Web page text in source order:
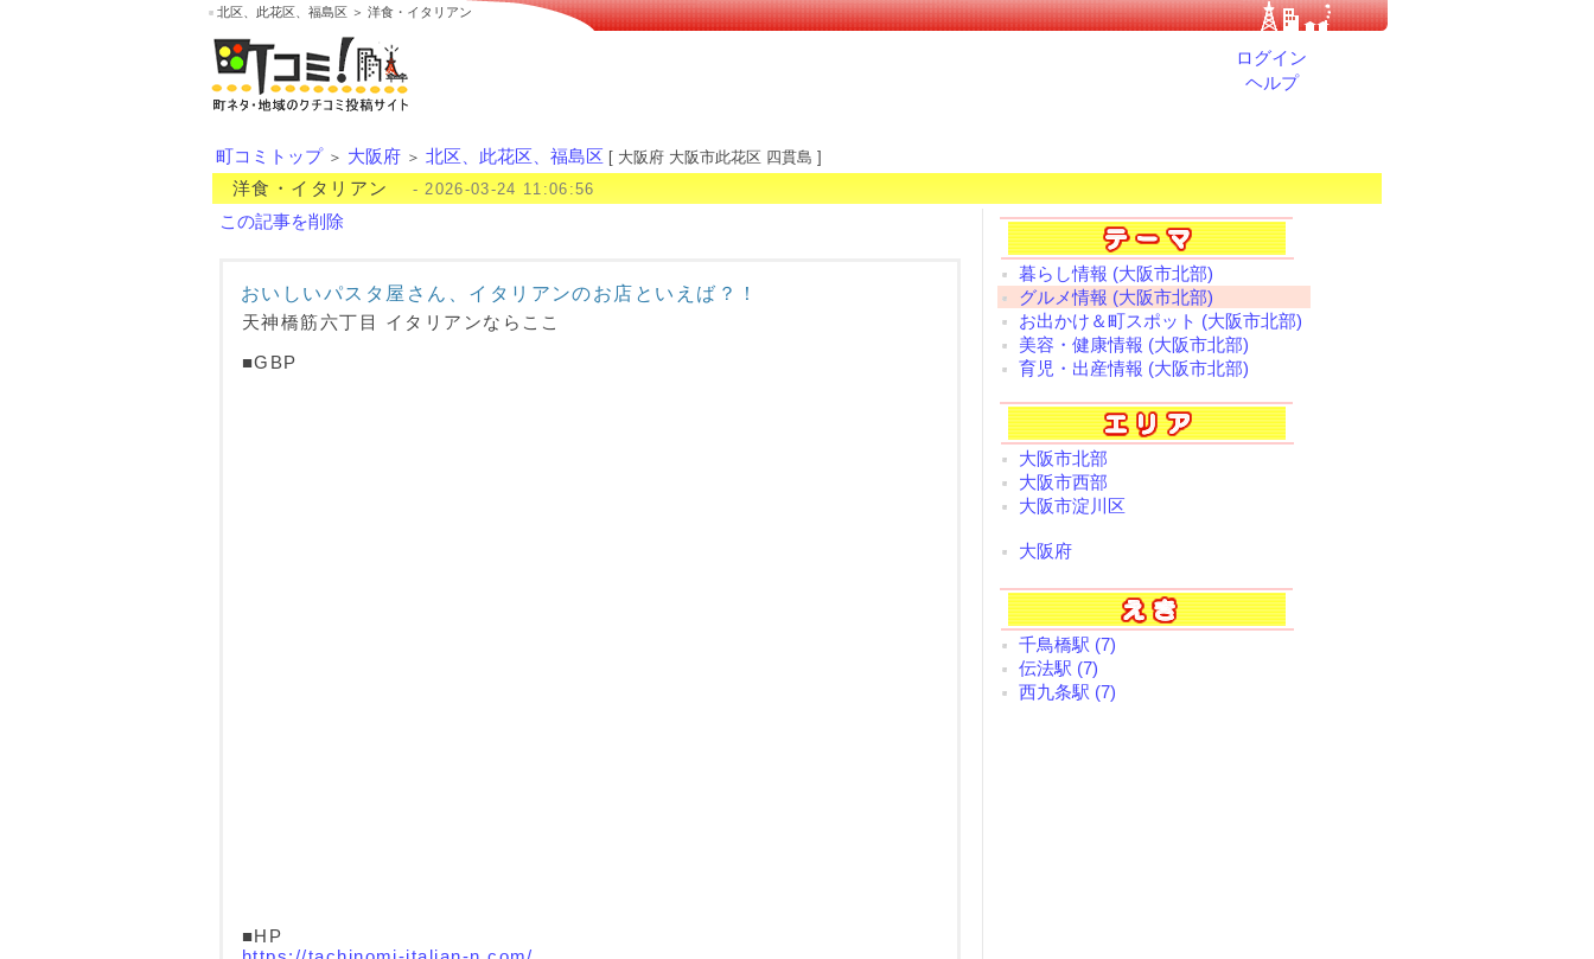
北区、此花区、福島区 ＞ 洋食・イタリアン
ログイン
ヘルプ
町コミトップ ＞ 大阪府 ＞ 北区、此花区、福島区 [ 大阪府 大阪市此花区 四貫島 ]
洋食・イタリアン - 2026-03-24 11:06:56
この記事を削除
おいしいパスタ屋さん、イタリアンのお店といえば？！
天神橋筋六丁目 イタリアンならここ
■GBP
■HP
暮らし情報 (大阪市北部)
グルメ情報 (大阪市北部)
お出かけ＆町スポット (大阪市北部)
美容・健康情報 (大阪市北部)
育児・出産情報 (大阪市北部)
大阪市北部
大阪市西部
大阪市淀川区
大阪府
千鳥橋駅 (7)
伝法駅 (7)
西九条駅 (7)